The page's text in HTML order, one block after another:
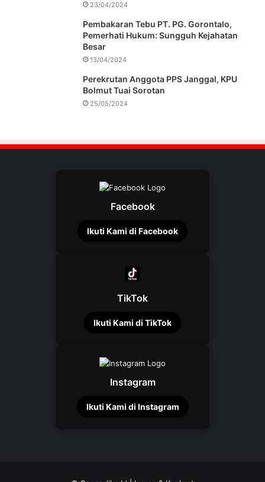
23/04/2024
Pembakaran Tebu PT. PG. Gorontalo,
Pemerhati Hukum: Sungguh Kejahatan
Besar
13/04/2024
Perekrutan Anggota PPS Janggal, KPU
Bolmut Tuai Sorotan
25/05/2024
Facebook
Ikuti Kami di Facebook
TikTok
Ikuti Kami di TikTok
Instagram
Ikuti Kami di Instagram